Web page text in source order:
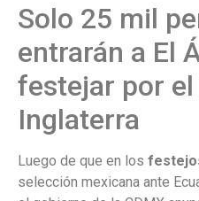
Solo 25 mil
entrarán a El
festejar por
Inglaterra
Luego de que en los
selección mexicana ante